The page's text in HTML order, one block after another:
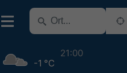
-1 °C
21:00